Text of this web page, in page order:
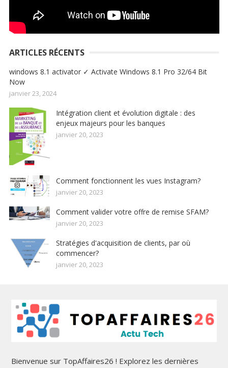
ARTICLES RÉCENTS
windows 8.1 activator ✓ Activate Windows 8.1 Pro 32/64 Bit
Now
janvier 23, 2024
Intégration client et évolution digitale : des
enjeux majeurs pour les banques
janvier 20, 2023
Comment fonctionnent les vues Instagram?
janvier 20, 2023
Comment valider votre offre de remise SFAM?
janvier 20, 2023
Stratégies d'acquisition de clients, par où
commencer?
janvier 20, 2023
Bienvenue sur TopAffaires26 ! Explorez les dernières